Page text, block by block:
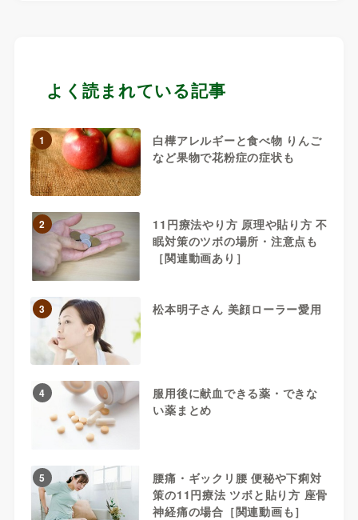
よく読まれている記事
1
白樺アレルギーと食べ物 りんご
など果物で花粉症の症状も
2
11円療法やり方 原理や貼り方 不
眠対策のツボの場所・注意点も
［関連動画あり］
3 松本明子さん 美顔ローラー愛用
4
服用後に献血できる薬・できな
い薬まとめ
5
腰痛・ギックリ腰 便秘や下痢対
策の11円療法 ツボと貼り方 座骨
神経痛の場合［関連動画も］